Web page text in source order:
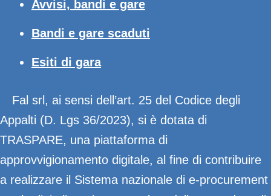
Avvisi, bandi e gare
Bandi e gare scaduti
Esiti di gara
Fal srl, ai sensi dell’art. 25 del Codice degli
Appalti (D. Lgs 36/2023), si è dotata di
TRASPARE, una piattaforma di
approvvigionamento digitale, al fine di contribuire
a realizzare il Sistema nazionale di e-procurement